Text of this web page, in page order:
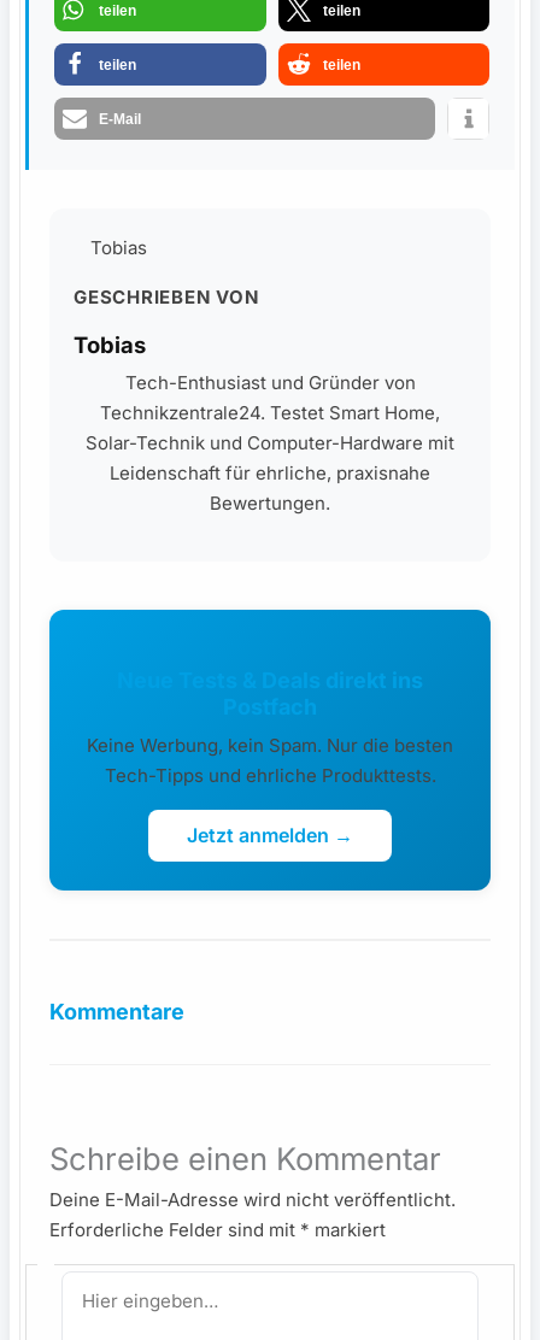
teilen teilen
teilen teilen
E-Mail
Tobias
GESCHRIEBEN VON
Tobias
Tech-Enthusiast und Gründer von
Technikzentrale24. Testet Smart Home,
Solar-Technik und Computer-Hardware mit
Leidenschaft für ehrliche, praxisnahe
Bewertungen.
Neue Tests & Deals direkt ins
Postfach
Keine Werbung, kein Spam. Nur die besten
Tech-Tipps und ehrliche Produkttests.
Jetzt anmelden →
Kommentare
Schreibe einen Kommentar
Deine E-Mail-Adresse wird nicht veröffentlicht.
Erforderliche Felder sind mit * markiert
Hier
eingeben…